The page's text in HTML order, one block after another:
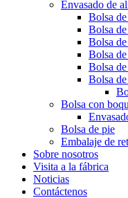
Envasado de
Bolsa
Bolsa
Bolsa
Bolsa
Bolsa
Bolsa
Bolsa con
Bolsa de pie
Embalaje de
Sobre nosotros
Visita a la fábrica
Noticias
Contáctenos